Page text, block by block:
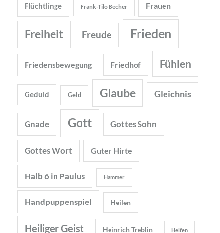
Flüchtlinge Frank-Tilo Becher Frauen
Freiheit Freude Frieden
Friedensbewegung Friedhof Fühlen
Geduld Geld Glaube Gleichnis
Gnade Gott Gottes Sohn
Gottes Wort Guter Hirte
Halb 6 in Paulus Hammer
Handpuppenspiel Heilen
Heiliger Geist Heinrich Treblin Helfen